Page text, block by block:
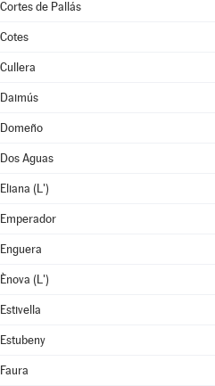
Cortes de Pallás
Cotes
Cullera
Daimús
Domeño
Dos Aguas
Eliana (L')
Emperador
Enguera
Ènova (L')
Estivella
Estubeny
Faura